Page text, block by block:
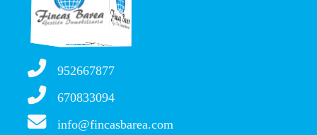
952667877
670833094
info@fincasbarea.com